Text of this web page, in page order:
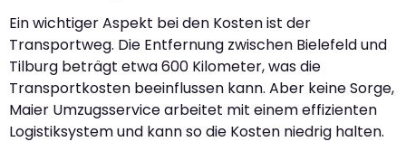
Ein wichtiger Aspekt bei den Kosten ist der
Transportweg. Die Entfernung zwischen Bielefeld und
Tilburg beträgt etwa 600 Kilometer, was die
Transportkosten beeinflussen kann. Aber keine Sorge,
Maier Umzugsservice arbeitet mit einem effizienten
Logistiksystem und kann so die Kosten niedrig halten.